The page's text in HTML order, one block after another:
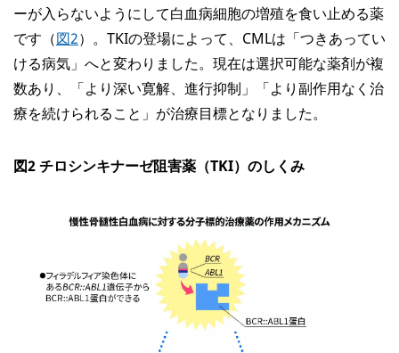
ーが入らないようにして白血病細胞の増殖を食い止める薬
です（図2）。TKIの登場によって、CMLは「つきあってい
ける病気」へと変わりました。現在は選択可能な薬剤が複
数あり、「より深い寛解、進行抑制」「より副作用なく治
療を続けられること」が治療目標となりました。
図2 チロシンキナーゼ阻害薬（TKI）のしくみ